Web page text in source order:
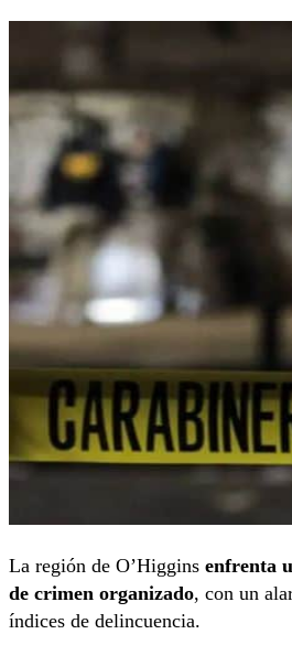
La región de O’Higgins enfrenta
de crimen organizado, con un
índices de delincuencia.